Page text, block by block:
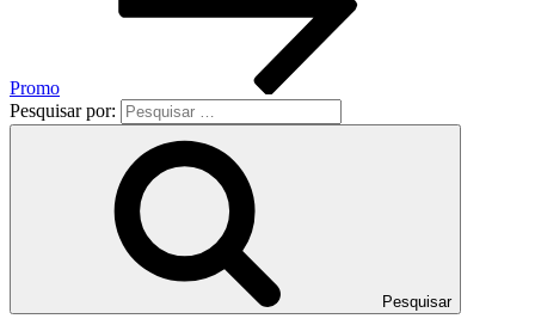
Promo
Pesquisar por:
Pesquisar